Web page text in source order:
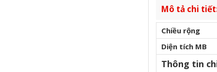
Mô tả chi
Chiều rộng
Diện tích MB
Thông tin